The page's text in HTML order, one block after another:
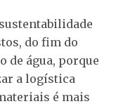
do fim do
de água, porque
a logística
é mais